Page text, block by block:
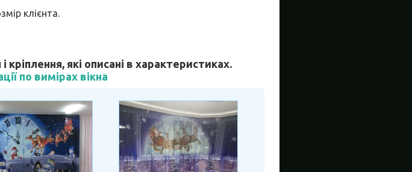
клієнта.
кріплення, які описані в характеристиках.
по вимірах вікна